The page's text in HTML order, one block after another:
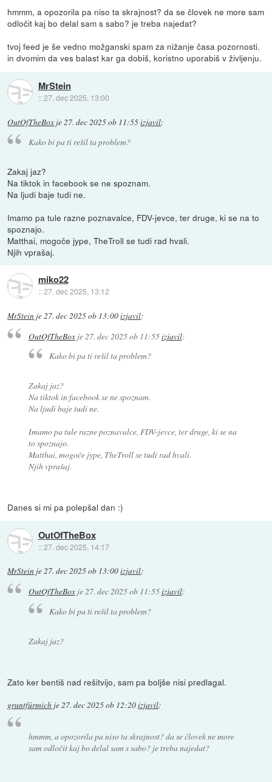
hmmm, a opozorila pa niso ta skrajnost? da se človek ne more sam
odločit kaj bo delal sam s sabo? je treba najedat?
tvoj feed je še vedno možganski spam za nižanje časa pozornosti.
in dvomim da ves balast kar ga dobiš, koristno uporabiš v življenju.
MrStein
::27. dec 2025, 13:00
OutOfTheBox je 27. dec 2025 ob 11:55izjavil:
Kako bi pa ti rešil ta problem?
Zakaj jaz?
Na tiktok in facebook se ne spoznam.
Na ljudi baje tudi ne.
Imamo pa tule razne poznavalce, FDV-jevce, ter druge, ki se na to
spoznajo.
Matthai, mogoče jype, TheTroll se tudi rad hvali.
Njih vprašaj.
miko22
::27. dec 2025, 13:12
MrStein je27. dec 2025 ob 13:00izjavil:
OutOfTheBoxje 27. dec 2025 ob 11:55izjavil:
Kako bi pa ti rešil ta problem?
Zakaj jaz?
Na tiktok in facebook se ne spoznam.
Na ljudi baje tudi ne.
Imamo pa tule razne poznavalce, FDV-jevce, ter druge, ki se na
to spoznajo.
Matthai, mogoče jype, TheTroll se tudi rad hvali.
Njih vprašaj.
Danes si mi pa polepšal dan :)
OutOfTheBox
::27. dec 2025, 14:17
MrStein je27. dec 2025 ob 13:00izjavil:
OutOfTheBoxje27. dec 2025 ob 11:55izjavil:
Kako bi pa ti rešil ta problem?
Zakaj jaz?
Zato ker bentiš nad rešitvijo, sam pa boljše nisi predlagal.
gruntfürmich je 27. dec 2025 ob 12:20izjavil:
hmmm, a opozorila pa niso ta skrajnost? da se človek ne more
sam odločit kaj bo delal sam s sabo? je treba najedat?